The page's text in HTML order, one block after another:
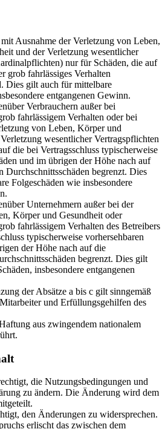
Ausnahme der Verletzung von Leben,
und der Verletzung wesentlicher
nur für Schäden, die auf
grob fahrlässiges Verhalten
Dies gilt auch für mittelbare
entgangenen Gewinn.
Verbrauchern außer bei
fahrlässigem Verhalten oder bei
von Leben, Körper und
wesentlicher Vertragspflichten
die bei Vertragsschluss typischerweise
und im übrigen der Höhe nach auf
Durchschnittsschäden begrenzt. Dies
Folgeschäden wie insbesondere
Unternehmern außer bei der
Körper und Gesundheit oder
fahrlässigem Verhalten des Betreibers
typischerweise vorhersehbaren
der Höhe nach auf die
begrenzt. Dies gilt
insbesondere entgangenen
der Absätze a bis c gilt sinngemäß
und Erfüllungsgehilfen des
aus zwingendem nationalem
die Nutzungsbedingungen und
zu ändern. Die Änderung wird dem
den Änderungen zu widersprechen.
erlischt das zwischen dem